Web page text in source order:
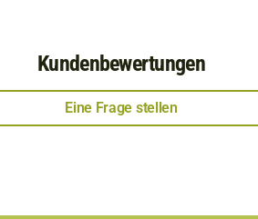
Kundenbewertungen
Eine Frage stellen